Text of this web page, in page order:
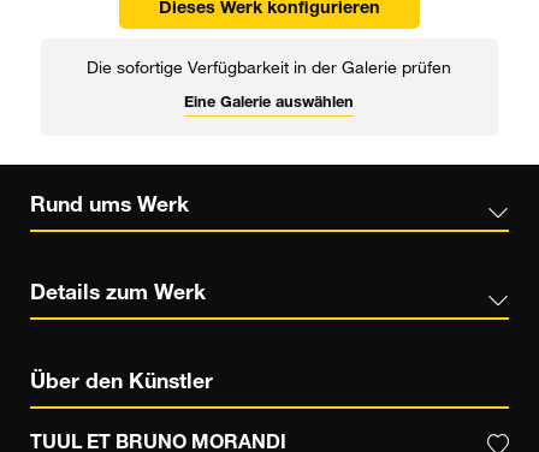
Dieses Werk konfigurieren
Die sofortige Verfügbarkeit in der Galerie prüfen
Eine Galerie auswählen
Rund ums Werk
Details zum Werk
Über den Künstler
TUUL ET BRUNO MORANDI